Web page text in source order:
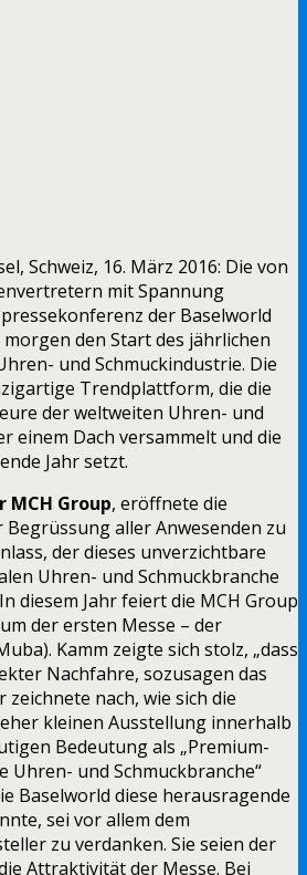
Schweiz, 16. März 2016: Die von
mit Spannung
der Baselworld
den Start des jährlichen
und Schmuckindustrie. Die
Trendplattform, die die
der weltweiten Uhren- und
einem Dach versammelt und die
Jahr setzt.
MCH Group, eröffnete die
aller Anwesenden zu
der dieses unverzichtbare
Uhren- und Schmuckbranche
diesem Jahr feiert die MCH Group
der ersten Messe – der
Kamm zeigte sich stolz, „dass
Nachfahre, sozusagen das
zeichnete nach, wie sich die
kleinen Ausstellung innerhalb
Bedeutung als „Premium-
Uhren- und Schmuckbranche“
Baselworld diese herausragende
sei vor allem dem
zu verdanken. Sie seien der
Attraktivität der Messe. Bei